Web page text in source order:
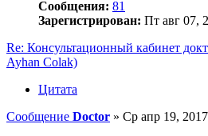
Сообщения: 81
Зарегистрирован: Пт авг 07,
Re: Консультационный кабинет
Ayhan Colak)
Цитата
Сообщение Doctor » Ср апр 19,